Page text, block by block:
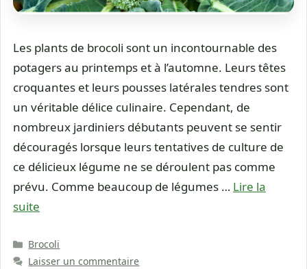
Les plants de brocoli sont un incontournable des
potagers au printemps et à l’automne. Leurs têtes
croquantes et leurs pousses latérales tendres sont
un véritable délice culinaire. Cependant, de
nombreux jardiniers débutants peuvent se sentir
découragés lorsque leurs tentatives de culture de
ce délicieux légume ne se déroulent pas comme
prévu. Comme beaucoup de légumes … Lire la
suite
Catégories
Brocoli
Laisser un commentaire